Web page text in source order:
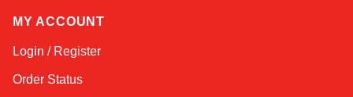
MY ACCOUNT
Login / Register
Order Status